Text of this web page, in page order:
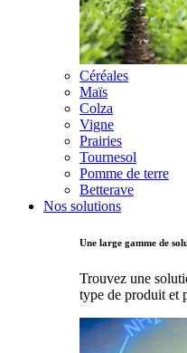
Céréales
Maïs
Colza
Vigne
Prairies
Tournesol
Pomme de terre
Betterave
Nos solutions
Une large gamme de
Trouvez une
type de produit et